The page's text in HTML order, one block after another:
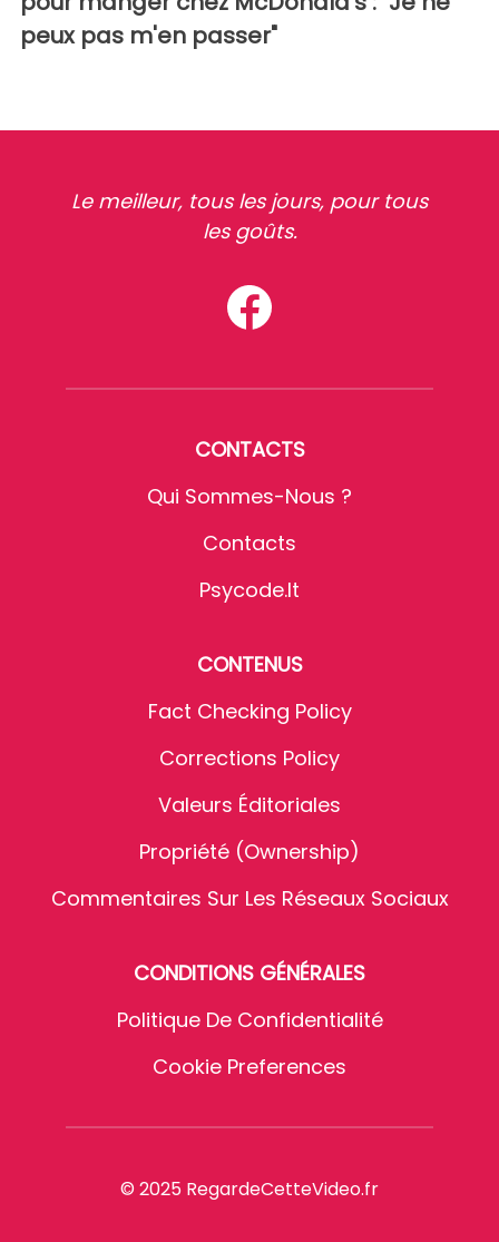
peux pas m'en passer"
Le meilleur, tous les jours, pour tous
les goûts.
CONTACTS
Qui Sommes-Nous ?
Contacts
Psycode.it
CONTENUS
Fact Checking Policy
Corrections Policy
Valeurs Éditoriales
Propriété (Ownership)
Commentaires Sur Les Réseaux Sociaux
CONDITIONS GÉNÉRALES
Politique De Confidentialité
Cookie Preferences
© 2025 RegardeCetteVideo.fr